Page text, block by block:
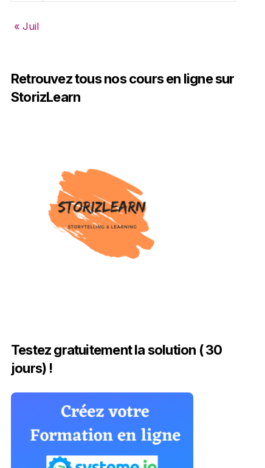
« Juil
Retrouvez tous nos cours en ligne sur
StorizLearn
Testez gratuitement la solution ( 30
jours) !